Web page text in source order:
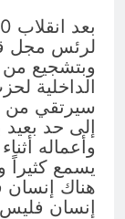
لرئس مجل
وبتشجيع من
الداخلية
سيرتقي من
إلى حد بعيد
وأعماله
يسمع كثيراً
هناك إنسان
إنسان